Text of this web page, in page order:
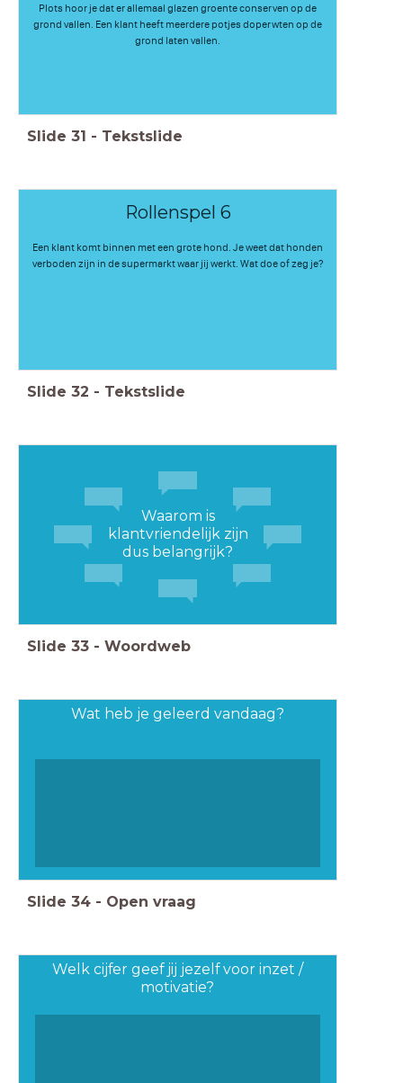
Plots hoor je dat er allemaal glazen groente conserven op de
grond vallen. Een klant heeft meerdere potjes doperwten op de
grond laten vallen.
Slide 31 - Tekstslide
Rollenspel 6
Een klant komt binnen met een grote hond. Je weet dat honden
verboden zijn in de supermarkt waar jij werkt. Wat doe of zeg je?
Slide 32 - Tekstslide
Waarom is
klantvriendelijk zijn
dus belangrijk?
Slide 33 - Woordweb
Wat heb je geleerd vandaag?
Slide 34 - Open vraag
Welk cijfer geef jij jezelf voor inzet /
motivatie?